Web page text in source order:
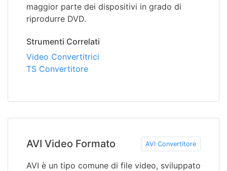
maggior parte dei dispositivi in grado di
riprodurre DVD.
Strumenti Correlati
Video Convertitrici
TS Convertitore
AVI Video Formato AVI Convertitore
AVI è un tipo comune di file video, sviluppato